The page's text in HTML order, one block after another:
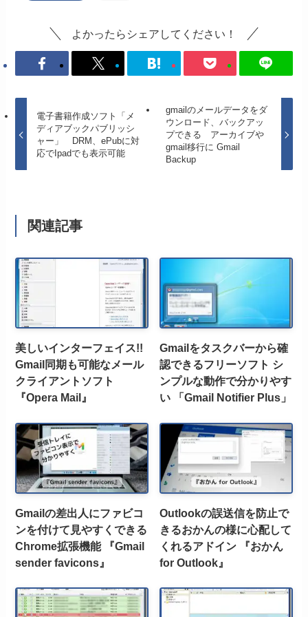
よかったらシェアしてください！
電子書籍作成ソフト「メ
ディアブックパブリッシ
ャー」 DRM、ePubに対
応でIpadでも表示可能
gmailのメールデータをダ
ウンロード、バックアッ
プできる アーカイブや
gmail移行に Gmail
Backup
関連記事
美しいインターフェイス!!
Gmail同期も可能なメール
クライアントソフト
『Opera Mail』
Gmailをタスクバーから確
認できるフリーソフト シ
ンプルな動作で分かりやす
い 「Gmail Notifier Plus」
Gmailの差出人にファビコ
ンを付けて見やすくできる
Chrome拡張機能 『Gmail
sender favicons』
Outlookの誤送信を防止で
きるおかんの様に心配して
くれるアドイン 『おかん
for Outlook』